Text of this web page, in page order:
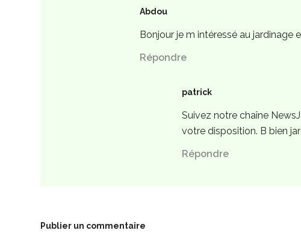
Abdou
Bonjour je m intéressé au jardinage
Répondre
patrick
Suivez notre chaîne
votre disposition. B bien
Répondre
Publier un commentaire